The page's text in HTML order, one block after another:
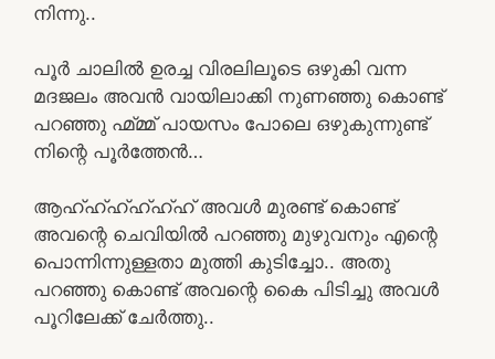
നിന്നു..
പൂർ ചാലിൽ ഉരച്ച വിരലിലൂടെ ഒഴുകി വന്ന
മദജലം അവൻ വായിലാക്കി നുണഞ്ഞു കൊണ്ട്
പറഞ്ഞു ഹ്മ്മ്മ് പായസം പോലെ ഒഴുകുന്നുണ്ട്
നിന്റെ പൂർത്തേൻ…
ആഹ്ഹ്ഹ്ഹ്ഹ്ഹ് അവൾ മുരണ്ട് കൊണ്ട്
അവന്റെ ചെവിയിൽ പറഞ്ഞു മുഴുവനും എന്റെ
പൊന്നിന്നുള്ളതാ മുത്തി കുടിച്ചോ.. അതു
പറഞ്ഞു കൊണ്ട് അവന്റെ കൈ പിടിച്ചു അവൾ
പൂറിലേക്ക് ചേർത്തു..